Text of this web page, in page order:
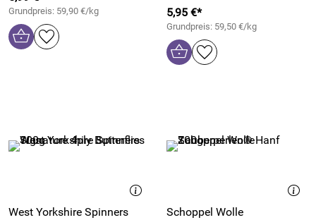
Grundpreis: 59,90 €/kg 5,95 €*
Grundpreis: 59,50 €/kg
West Yorkshire Spinners
Schoppel Wolle